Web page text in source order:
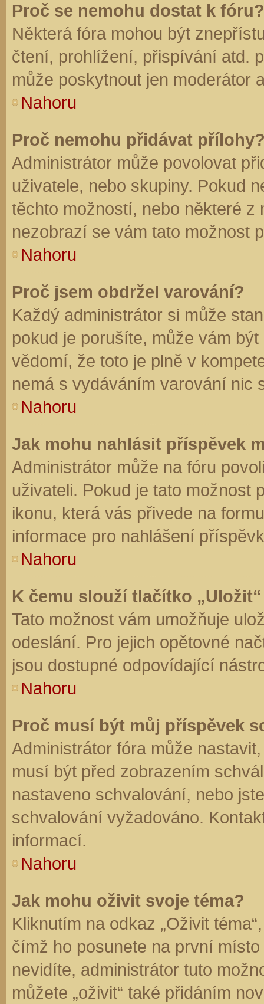
Proč se nemohu dostat k fóru?
Některá fóra mohou být
čtení, prohlížení, přispívání atd.
může poskytnout jen moderátor
Nahoru
Proč nemohu přidávat
Administrátor může povolovat
uživatele, nebo skupiny. Pokud
těchto možností, nebo některé z
nezobrazí se vám tato možnost
Nahoru
Proč jsem obdržel varování?
Každý administrátor si může
pokud je porušíte, může vám
vědomí, že toto je plně v
nemá s vydáváním varování nic
Nahoru
Jak mohu nahlásit příspěvek
Administrátor může na fóru
uživateli. Pokud je tato možnost
ikonu, která vás přivede na
informace pro nahlášení
Nahoru
K čemu slouží tlačítko
Tato možnost vám umožňuje
odeslání. Pro jejich opětovné
jsou dostupné odpovídající
Nahoru
Proč musí být můj příspěvek
Administrátor fóra může
musí být před zobrazením
nastaveno schvalování, nebo
schvalování vyžadováno.
informací.
Nahoru
Jak mohu oživit svoje téma?
Kliknutím na odkaz „Oživit
čímž ho posunete na první
nevidíte, administrátor tuto
můžete „oživit“ také přidáním